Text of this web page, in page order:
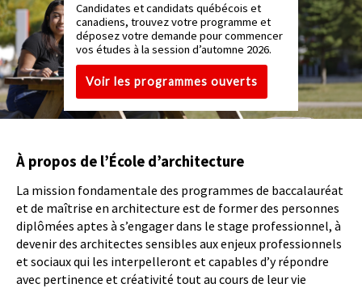
Candidates et candidats québécois et
canadiens, trouvez votre programme et
déposez votre demande pour commencer
vos études à la session d’automne 2026.
Voir les programmes ouverts
À propos de l’École d’architecture
La mission fondamentale des programmes de baccalauréat
et de maîtrise en architecture est de former des personnes
diplômées aptes à s’engager dans le stage professionnel, à
devenir des architectes sensibles aux enjeux professionnels
et sociaux qui les interpelleront et capables d’y répondre
avec pertinence et créativité tout au cours de leur vie